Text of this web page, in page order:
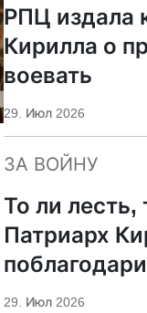
РПЦ издала
Кирилла о
воевать
29. Июл 2026
ЗА ВОЙНУ
То ли лесть,
Патриарх
защиту
29. Июл 2026